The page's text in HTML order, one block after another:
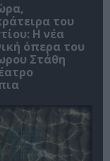
του
Η νέα
όπερα του
Στάθη